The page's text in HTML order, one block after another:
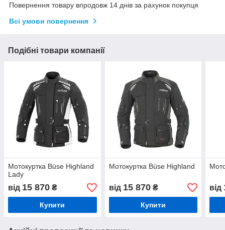
Повернення товару впродовж 14 днів за рахунок покупця
Всі умови повернення
Подібні товари компанії
Мотокуртка Büse Highland
Lady
від 15 870 ₴
Купити
Мотокуртка Büse Highland
від 15 870₴
Купити
від